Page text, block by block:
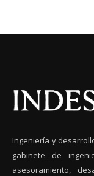
Ingeniería y
gabinete de
asesoramiento,